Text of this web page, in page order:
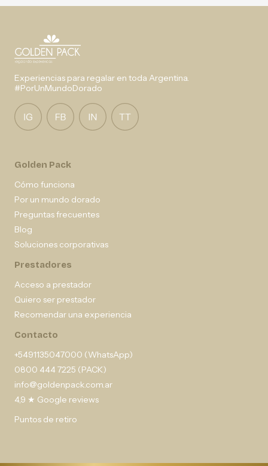
Experiencias para regalar en toda Argentina.
#PorUnMundoDorado
Golden Pack
Cómo funciona
Por un mundo dorado
Preguntas frecuentes
Blog
Soluciones corporativas
Prestadores
Acceso a prestador
Quiero ser prestador
Recomendar una experiencia
Contacto
+5491135047000 (WhatsApp)
0800 444 7225 (PACK)
info@goldenpack.com.ar
4,9 ★ Google reviews
Puntos de retiro